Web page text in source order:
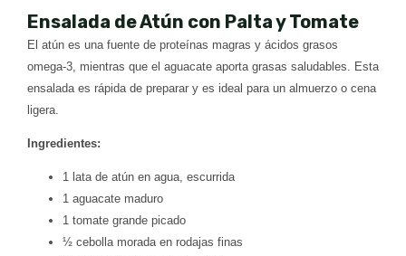
Ensalada de Atún con Palta y Tomate
El atún es una fuente de proteínas magras y ácidos grasos
omega-3, mientras que el aguacate aporta grasas saludables. Esta
ensalada es rápida de preparar y es ideal para un almuerzo o cena
ligera.
Ingredientes:
1 lata de atún en agua, escurrida
1 aguacate maduro
1 tomate grande picado
½ cebolla morada en rodajas finas